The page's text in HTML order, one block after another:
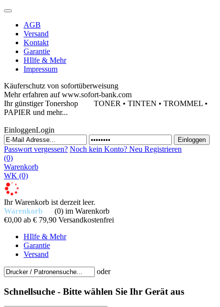
AGB
Versand
Kontakt
Garantie
HIlfe & Mehr
Impressum
Käuferschutz von sofortüberweisung
Mehr erfahren auf www.sofort-bank.com
Ihr günstiger Tonershop TONER • TINTEN • TROMMEL •
PAPIER und mehr...
EinloggenLogin
Passwort vergessen? Noch kein Konto? Neu Registrieren
(0)
Warenkorb
WK (0)
Ihr Warenkorb ist derzeit leer.
Warenkorb
(0) im Warenkorb
€0,00 ab € 79,90 Versandkostenfrei
HIlfe & Mehr
Garantie
Versand
oder
Schnellsuche - Bitte wählen Sie Ihr Gerät aus